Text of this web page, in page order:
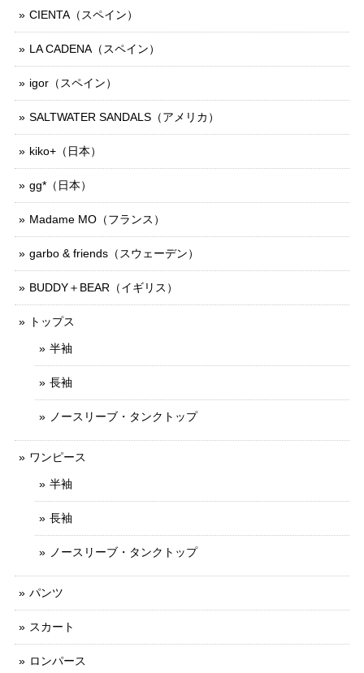
CIENTA（スペイン）
LA CADENA（スペイン）
igor（スペイン）
SALTWATER SANDALS（アメリカ）
kiko+（日本）
gg*（日本）
Madame MO（フランス）
garbo & friends（スウェーデン）
BUDDY＋BEAR（イギリス）
トップス
半袖
長袖
ノースリーブ・タンクトップ
ワンピース
半袖
長袖
ノースリーブ・タンクトップ
パンツ
スカート
ロンパース